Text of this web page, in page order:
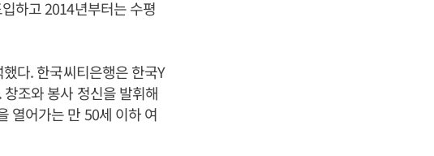
하고 2014년부터는 수평
다. 한국씨티은행은 한국Y
조와 봉사 정신을 발휘해
열어가는 만 50세 이하 여